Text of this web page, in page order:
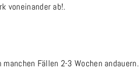
voneinander ab!.
Fällen 2-3 Wochen andauern.